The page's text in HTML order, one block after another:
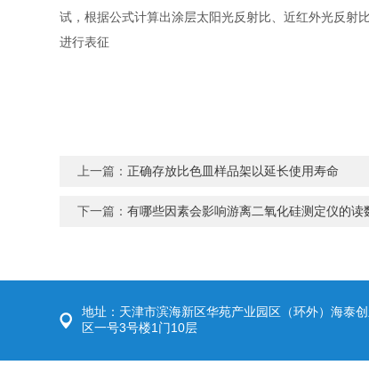
试，根据公式计算出涂层太阳光反射比、近红外光反射
进行表征
上一篇：正确存放比色皿样品架以延长使用寿命
下一篇：有哪些因素会影响游离二氧化硅测定仪的读
地址：天津市滨海新区华苑产业园区（环外）海泰
区一号3号楼1门10层